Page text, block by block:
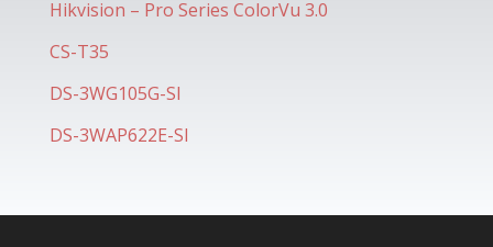
Hikvision – Pro Series ColorVu 3.0
CS-T35
DS-3WG105G-SI
DS-3WAP622E-SI